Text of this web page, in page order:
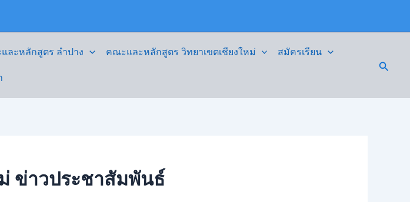
ละหลักสูตร ลำปาง คณะและหลักสูตร วิทยาเขตเชียงใหม่ สมัครเรียน
ข่าวประชาสัมพันธ์